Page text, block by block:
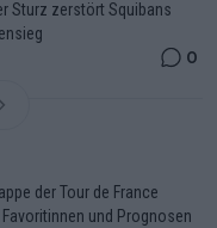
Sturz zerstört Squibans
0
der Tour de France
und Prognosen